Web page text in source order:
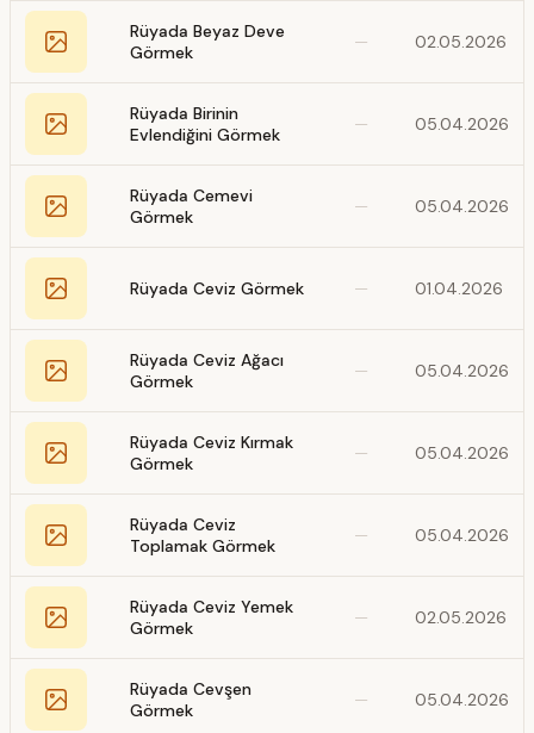
Rüyada Beyaz Deve
Görmek
— 02.05.2026
Rüyada Birinin
Evlendiğini Görmek
— 05.04.2026
Rüyada Cemevi
Görmek
— 05.04.2026
Rüyada Ceviz Görmek — 01.04.2026
Rüyada Ceviz Ağacı
Görmek
— 05.04.2026
Rüyada Ceviz Kırmak
Görmek
— 05.04.2026
Rüyada Ceviz
Toplamak Görmek
— 05.04.2026
Rüyada Ceviz Yemek
Görmek
— 02.05.2026
Rüyada Cevşen
Görmek
— 05.04.2026